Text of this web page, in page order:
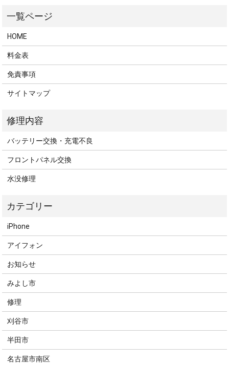
HOME
料金表
免責事項
サイトマップ
バッテリー交換・充電不良
フロントパネル交換
水没修理
iPhone
アイフォン
お知らせ
みよし市
修理
刈谷市
半田市
名古屋市南区